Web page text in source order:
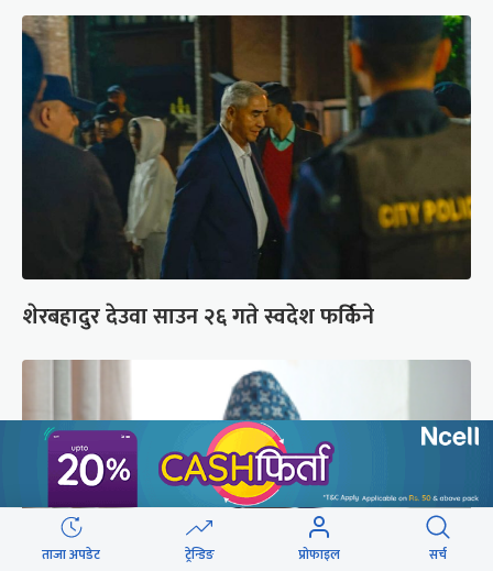
शेरबहादुर देउवा साउन २६ गते स्वदेश फर्किने
ताजा अपडेट ट्रेन्डिङ प्रोफाइल सर्च